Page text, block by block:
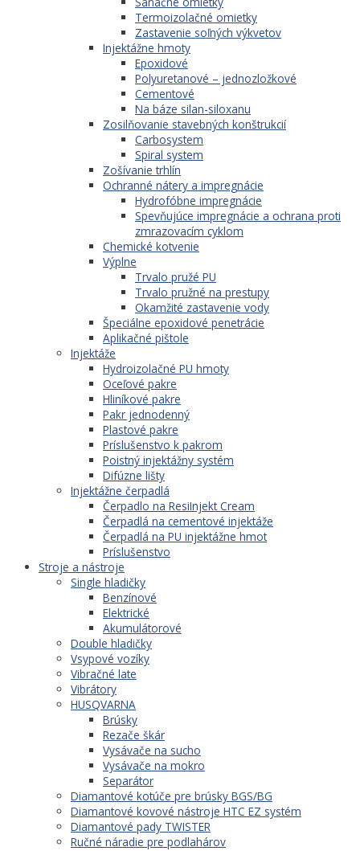
Termoizolačné omietky
Zastavenie soľných výkvetov
Injektážne hmoty
Epoxidové
Polyuretanové – jednozložkové
Cementové
Na báze silan-siloxanu
Zosilňovanie stavebných konštrukcií
Carbosystem
Spiral system
Zošívanie trhlín
Ochranné nátery a impregnácie
Hydrofóbne impregnácie
Spevňujúce impregnácie a ochrana proti
zmrazovacím cyklom
Chemické kotvenie
Výplne
Trvalo pružé PU
Trvalo pružné na prestupy
Okamžité zastavenie vody
Špeciálne epoxidové penetrácie
Aplikačné pištole
Injektáže
Hydroizolačné PU hmoty
Oceľové pakre
Hliníkové pakre
Pakr jednodenný
Plastové pakre
Príslušenstvo k pakrom
Poistný injektážny systém
Difúzne lišty
Injektážne čerpadlá
Čerpadlo na ResiInjekt Cream
Čerpadlá na cementové injektáže
Čerpadlá na PU injektážne hmot
Príslušenstvo
Stroje a nástroje
Single hladičky
Benzínové
Elektrické
Akumulátorové
Double hladičky
Vsypové vozíky
Vibračné late
Vibrátory
HUSQVARNA
Brúsky
Rezače škár
Vysávače na sucho
Vysávače na mokro
Separátor
Diamantové kotúče pre brúsky BGS/BG
Diamantové kovové nástroje HTC EZ systém
Diamantové pady TWISTER
Ručné náradie pre podlahárov